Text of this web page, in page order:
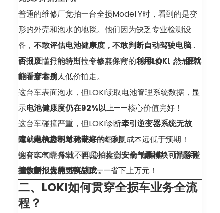
This allows you to open all updater ports
(Telnet, HTTP, Gadget) and the gateway port
for config changes with displays on, without
taking apart the MCU支持在不拆卸 MCU 的情况
下，开启所有更新端口（Telnet、HTTP、
Gadget）和网关端口以修改配置（显示屏保持开
启）
Tested on M3 Intel HW3.0, MY AMD HW3.1, and
MY AMD HW4.0已在 M3 Intel HW3.0、MY AMD
HW3.1 和 MY AMD HW4.0 上测试
For China-market cars, this makes it possible
to launch redeploys from LOKI with no
restrictions针对中国市场车辆，支持从 LOKI 无限制
普通的维修厂竞拍一台全损Model Y时，看到的是变
形的外壳和泡水的地毯。他们因为缺乏专业检测设
备，不敢评估电池健康度，不敢判断自动驾驶电脑是
否报废，只能给出一个极其保守的“废铁价”，然后眼
睁睁看着别人低价拍走。
而真正懂行的特斯拉专修服务商，利用LOKI，一眼就
能看穿本质：
这台车表面泡水，但LOKI读取电池管理系统数据，显
示电池健康度仍在92%以上——核心价值完好！
这台车碰撞严重，但LOKI诊断牵引逆变器系统无故
障，电机控制单元完好——修复成本远低于预期！
这台车气囊弹出，但LOKI检测安全气囊模块可清除碰
撞数据，无需更换总成——省下上万元！
这就是信息不对称带来的红利。
拥有LOKI，你就不再是拍卖会上的“盲拍者”，而是手
握诊断报告的“评估师”。
二、LOKI如何贯穿全损车业务全流
程？